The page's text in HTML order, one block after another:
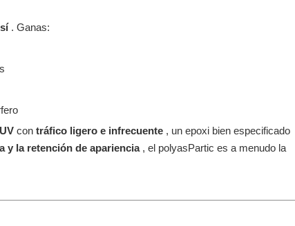
sí . Ganas:
con tráfico ligero e infrecuente , un epoxi bien especificado
y la retención de apariencia , el polyasPartic es a menudo la